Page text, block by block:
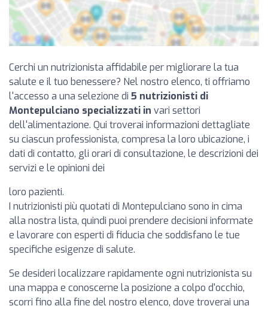
Cerchi un nutrizionista affidabile per migliorare la tua
salute e il tuo benessere? Nel nostro elenco, ti offriamo
l'accesso a una selezione di 5 nutrizionisti di
Montepulciano specializzati in vari settori
dell'alimentazione. Qui troverai informazioni dettagliate
su ciascun professionista, compresa la loro ubicazione, i
dati di contatto, gli orari di consultazione, le descrizioni dei
servizi e le opinioni dei
loro pazienti.
I nutrizionisti più quotati di Montepulciano sono in cima
alla nostra lista, quindi puoi prendere decisioni informate
e lavorare con esperti di fiducia che soddisfano le tue
specifiche esigenze di salute.
Se desideri localizzare rapidamente ogni nutrizionista su
una mappa e conoscerne la posizione a colpo d'occhio,
scorri fino alla fine del nostro elenco, dove troverai una